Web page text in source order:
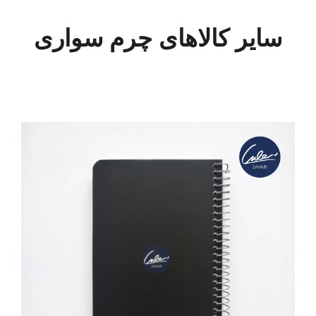
سایر کالاهای چرم سواری